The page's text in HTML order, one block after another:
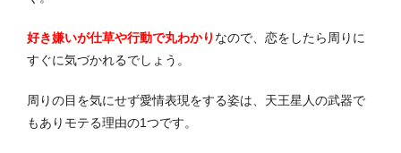
好き嫌いが仕草や行動で丸わかり なので、恋をしたら周りに
すぐに気づかれるでしょう。
周りの目を気にせず愛情表現をする姿は、天王星人の武器で
もありモテる理由の1つです。